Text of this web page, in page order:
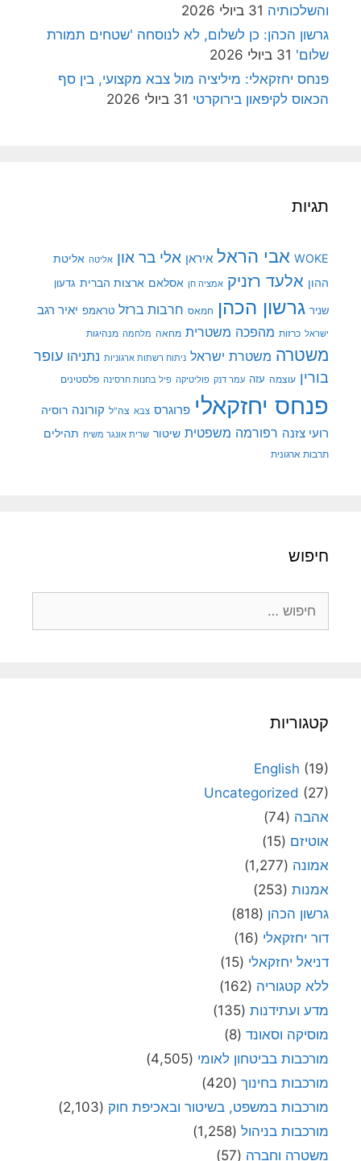
והשלכותיה 31 ביולי 2026
גרשון הכהן: כן לשלום, לא לנוסחה 'שטחים תמורת
שלום' 31 ביולי 2026
פנחס יחזקאלי: מיליציה מול צבא מקצועי, בין סף
הכאוס לקיפאון בירוקרטי 31 ביולי 2026
תגיות
WOKE אבי הראל איראן אלי בר און אליטה אליטת
ההון אלעד רזניק אמציה חן אסלאם ארצות הברית גדעון
שניר גרשון הכהן חמאס חרבות ברזל טראמפ יאיר רגב
ישראל כרזות מהפכה משטרית מחאה מלחמה מנהיגות
משטרה משטרת ישראל ניתוח רשתות ארגוניות נתניהו עופר
בורין עוצמה עזה עמר דנק פוליטיקה פיל בחנות חרסינה פלסטינים
פנחס יחזקאלי פרוגרס צבא צה"ל קורונה רוסיה
רועי צזנה רפורמה משפטית שיטור שרית אונגר משיח תהילים
תרבות ארגונית
חיפוש
קטגוריות
English (19)
Uncategorized (27)
אהבה (74)
אוטיזם (15)
אמונה (1,277)
אמנות (253)
גרשון הכהן (818)
דור יחזקאלי (16)
דניאל יחזקאלי (15)
ללא קטגוריה (162)
מדע ועתידנות (135)
מוסיקה וסאונד (8)
מורכבות בביטחון לאומי (4,505)
מורכבות בחינוך (420)
מורכבות במשפט, בשיטור ובאכיפת חוק (2,103)
מורכבות בניהול (1,258)
משטרה וחברה (57)